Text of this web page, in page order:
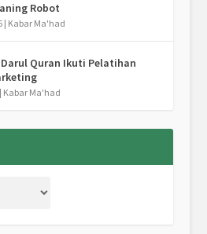
Robot
| Kabar Ma'had
Quran Ikuti Pelatihan
Kabar Ma'had